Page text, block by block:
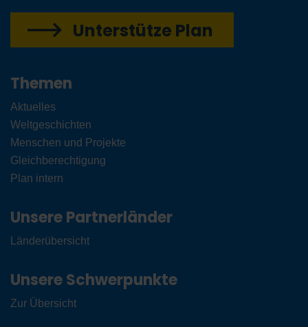
Unterstütze Plan
Themen
Aktuelles
Weltgeschichten
Menschen und Projekte
Gleichberechtigung
Plan intern
Unsere Partnerländer
Länderübersicht
Unsere Schwerpunkte
Zur Übersicht